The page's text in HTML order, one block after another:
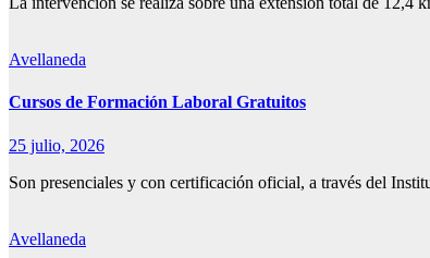
Avellaneda
Cursos de Formación Laboral Gratuitos
25 julio, 2026
Son presenciales y con certificación oficial, a través del
Avellaneda